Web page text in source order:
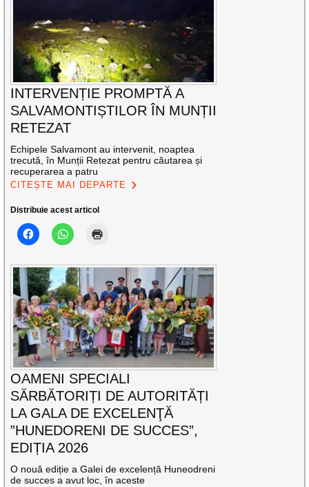
INTERVENȚIE PROMPTĂ A
SALVAMONTIȘTILOR ÎN MUNȚII
RETEZAT
Echipele Salvamont au intervenit, noaptea
trecută, în Munții Retezat pentru căutarea și
recuperarea a patru
CITEȘTE MAI DEPARTE
Distribuie acest articol
OAMENI SPECIALI
SĂRBĂTORIȚI DE AUTORITĂȚI
LA GALA DE EXCELENŢĂ
”HUNEDORENI DE SUCCES”,
EDIȚIA 2026
O nouă ediție a Galei de excelență Huneodreni
de succes a avut loc, în aceste